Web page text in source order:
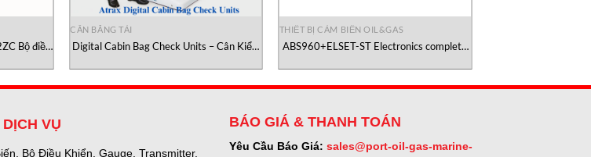
Bộ điều
CÂN BĂNG TẢI
Digital Cabin Bag Check Units – Cân Kiểm
Vietnam
THIẾT BỊ CẢM BIẾN OIL&GAS
ABS960+ELSET-ST Electronics complete
VỤ
Bộ Điều Khiển, Gauge, Transmitter,
BÁO GIÁ & THANH TOÁN
Yêu Cầu Báo Giá: sales@port-oil-gas-marine-